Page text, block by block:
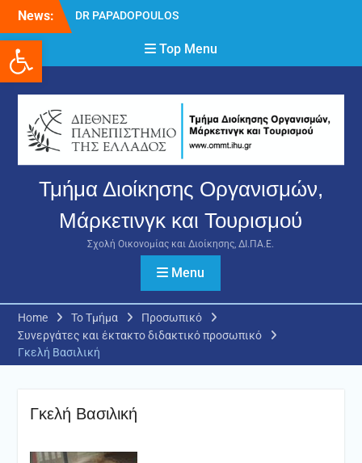
Ανοίξτε τη γραμμή εργαλείων
content
News:
DR PAPADOPOULOS
Δρ Παπαδόπουλος
Νικόλαος
δικαιολογητικών και
ενστάσεων για τη
χορήγηση του
στεγαστικού επιδόματος
ακαδημαϊκού έτους 2025-
2026.
Top Menu
Τμήμα Διοίκησης Οργανισμών,
Μάρκετινγκ και Τουρισμού
Σχολή Οικονομίας και Διοίκησης, ΔΙ.ΠΑ.Ε.
Menu
Home Το Τμήμα
Προσωπικό
Συνεργάτες και έκτακτο διδακτικό προσωπικό
Γκελή Βασιλική
Γκελή Βασιλική